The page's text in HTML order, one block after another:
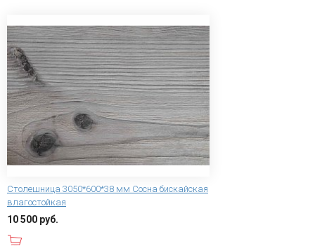
Столешница 3050*600*38 мм Сосна бискайская
влагостойкая
10 500 руб.